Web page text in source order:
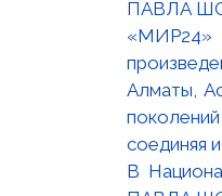
В